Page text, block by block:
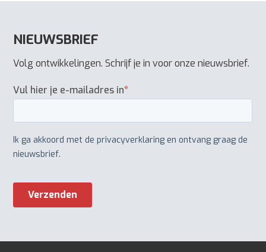
NIEUWSBRIEF
Volg ontwikkelingen. Schrijf je in voor onze nieuwsbrief.